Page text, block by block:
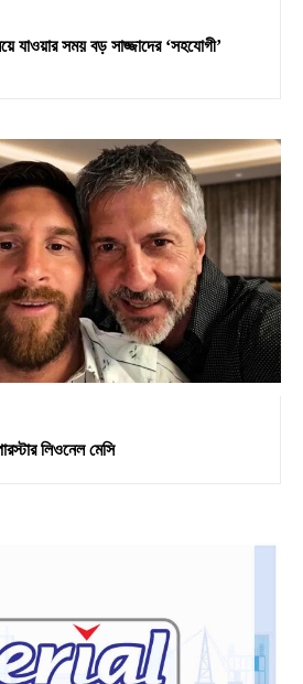
যাওয়ার সময় বড় সাজ্জাদের ‘সহযোগী’
লিওনেল মেসি